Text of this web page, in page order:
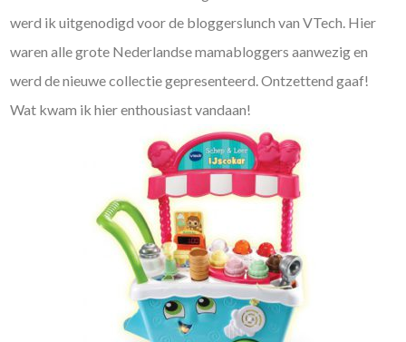
werd ik uitgenodigd voor de bloggerslunch van VTech. Hier
waren alle grote Nederlandse mamabloggers aanwezig en
werd de nieuwe collectie gepresenteerd. Ontzettend gaaf!
Wat kwam ik hier enthousiast vandaan!